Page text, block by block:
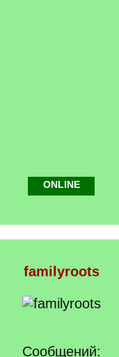
ONLINE
familyroots
Сообщений: